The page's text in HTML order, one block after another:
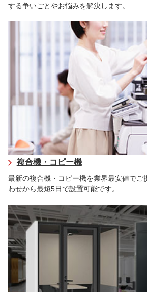
する争いごとやお悩みを解決します。
複合機・コピー機
最新の複合機・コピー機を業界最安値でご
わせから最短5日で設置可能です。